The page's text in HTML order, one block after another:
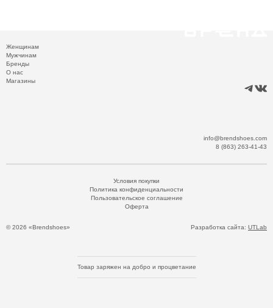
Женщинам
Мужчинам
Бренды
О нас
Магазины
info@brendshoes.com
8 (863) 263-41-43
© 2026 «Brendshoes»
Условия покупки
Политика конфиденциальности
Пользовательское соглашение
Оферта
Разработка сайта: UTLab
Товар заряжен на добро и процветание